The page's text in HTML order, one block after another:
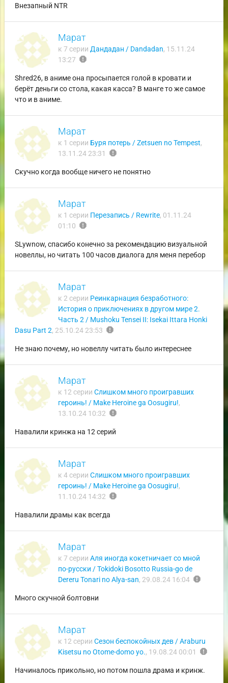
Внезапный NTR
Марат
к 7 серии Дандадан / Dandadan, 15.11.24
13:27 report
Shred26, в аниме она просыпается голой в кровати и
берёт деньги со стола, какая касса? В манге то же самое
что и в аниме.
Марат
к 1 серии Буря потерь / Zetsuen no Tempest,
13.11.24 23:31
report
Скучно когда вообще ничего не понятно
Марат
к 1 серии Перезапись / Rewrite, 01.11.24
01:10 report
SLywnow, спасибо конечно за рекомендацию визуальной
новеллы, но читать 100 часов диалога для меня перебор
Марат
к 2 серии Реинкарнация безработного:
История о приключениях в другом мире 2.
Часть 2 / Mushoku Tensei II: Isekai Ittara Honki
Dasu Part 2, 25.10.24 23:53 report
Не знаю почему, но новеллу читать было интереснее
Марат
к 12 серии Слишком много проигравших
героинь! / Make Heroine ga Oosugiru!,
13.10.24 10:32 report
Навалили кринжа на 12 серий
Марат
к 4 серии Слишком много проигравших
героинь! / Make Heroine ga Oosugiru!,
11.10.24 14:32 report
Навалили драмы как всегда
Марат
к 7 серии Аля иногда кокетничает со мной
по-русски / Tokidoki Bosotto Russia-go de
Dereru Tonari no Alya-san, 29.08.24 16:04 report
Много скучной болтовни
Марат
к 12 серии Сезон беспокойных дев / Araburu
Kisetsu no Otome-domo yo., 19.08.24 00:01 report
Начиналось прикольно, но потом пошла драма и кринж.